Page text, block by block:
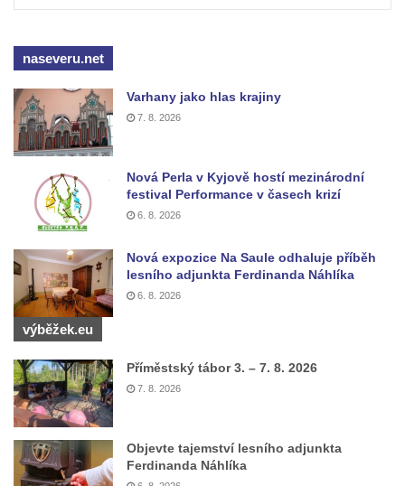
naseveru.net
Varhany jako hlas krajiny
7. 8. 2026
Nová Perla v Kyjově hostí mezinárodní
festival Performance v časech krizí
6. 8. 2026
Nová expozice Na Saule odhaluje příběh
lesního adjunkta Ferdinanda Náhlíka
6. 8. 2026
výběžek.eu
Příměstský tábor 3. – 7. 8. 2026
7. 8. 2026
Objevte tajemství lesního adjunkta
Ferdinanda Náhlíka